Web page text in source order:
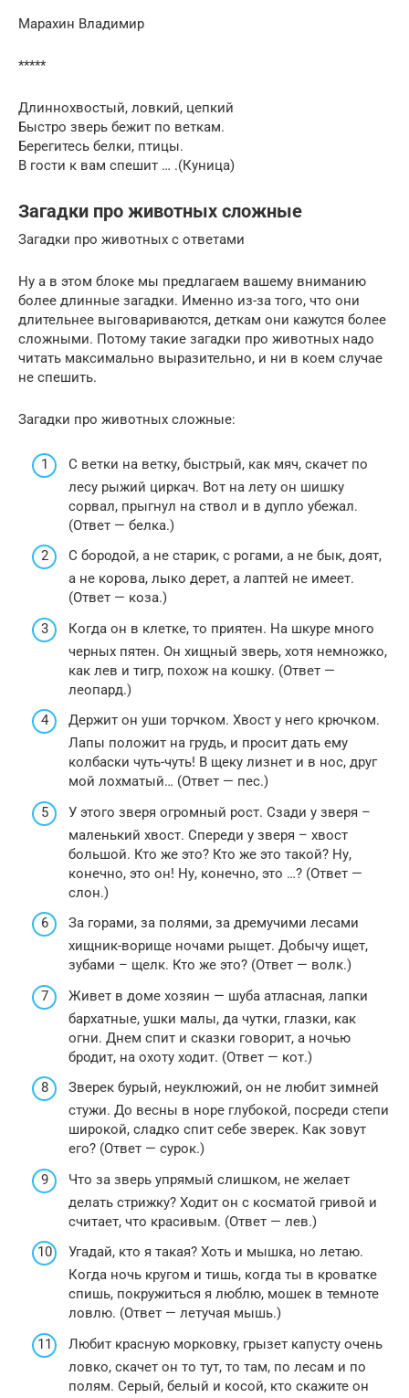
Марахин Владимир
*****
Длиннохвостый, ловкий, цепкий
Быстро зверь бежит по веткам.
Берегитесь белки, птицы.
В гости к вам спешит … .(Куница)
Загадки про животных сложные
Загадки про животных с ответами
Ну а в этом блоке мы предлагаем вашему вниманию
более длинные загадки. Именно из-за того, что они
длительнее выговариваются, деткам они кажутся более
сложными. Потому такие загадки про животных надо
читать максимально выразительно, и ни в коем случае
не спешить.
Загадки про животных сложные:
С ветки на ветку, быстрый, как мяч, скачет по
лесу рыжий циркач. Вот на лету он шишку
сорвал, прыгнул на ствол и в дупло убежал.
(Ответ — белка.)
С бородой, а не старик, с рогами, а не бык, доят,
а не корова, лыко дерет, а лаптей не имеет.
(Ответ — коза.)
Когда он в клетке, то приятен. На шкуре много
черных пятен. Он хищный зверь, хотя немножко,
как лев и тигр, похож на кошку. (Ответ —
леопард.)
Держит он уши торчком. Хвост у него крючком.
Лапы положит на грудь, и просит дать ему
колбаски чуть-чуть! В щеку лизнет и в нос, друг
мой лохматый… (Ответ — пес.)
У этого зверя огромный рост. Сзади у зверя –
маленький хвост. Спереди у зверя – хвост
большой. Кто же это? Кто же это такой? Ну,
конечно, это он! Ну, конечно, это …? (Ответ —
слон.)
За горами, за полями, за дремучими лесами
хищник-ворище ночами рыщет. Добычу ищет,
зубами – щелк. Кто же это? (Ответ — волк.)
Живет в доме хозяин — шуба атласная, лапки
бархатные, ушки малы, да чутки, глазки, как
огни. Днем спит и сказки говорит, а ночью
бродит, на охоту ходит. (Ответ — кот.)
Зверек бурый, неуклюжий, он не любит зимней
стужи. До весны в норе глубокой, посреди степи
широкой, сладко спит себе зверек. Как зовут
его? (Ответ — сурок.)
Что за зверь упрямый слишком, не желает
делать стрижку? Ходит он с косматой гривой и
считает, что красивым. (Ответ — лев.)
Угадай, кто я такая? Хоть и мышка, но летаю.
Когда ночь кругом и тишь, когда ты в кроватке
спишь, покружиться я люблю, мошек в темноте
ловлю. (Ответ — летучая мышь.)
Любит красную морковку, грызет капусту очень
ловко, скачет он то тут, то там, по лесам и по
полям. Серый, белый и косой, кто скажите он